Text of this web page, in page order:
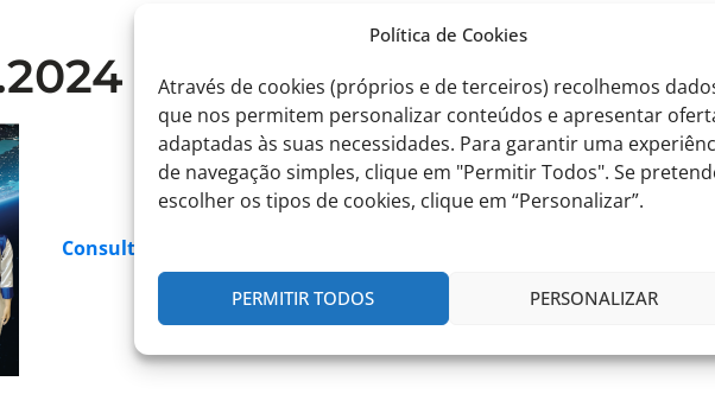
Política de Cookies
Através de cookies (próprios e de terceiros) recolhemos
que nos permitem personalizar conteúdos e apresentar
adaptadas às suas necessidades. Para garantir uma
de navegação simples, clique em "Permitir Todos". Se
escolher os tipos de cookies, clique em “Personalizar”.
PERMITIR TODOS PERSONALIZAR
– Desfile de Carnaval
Consulte Aqui